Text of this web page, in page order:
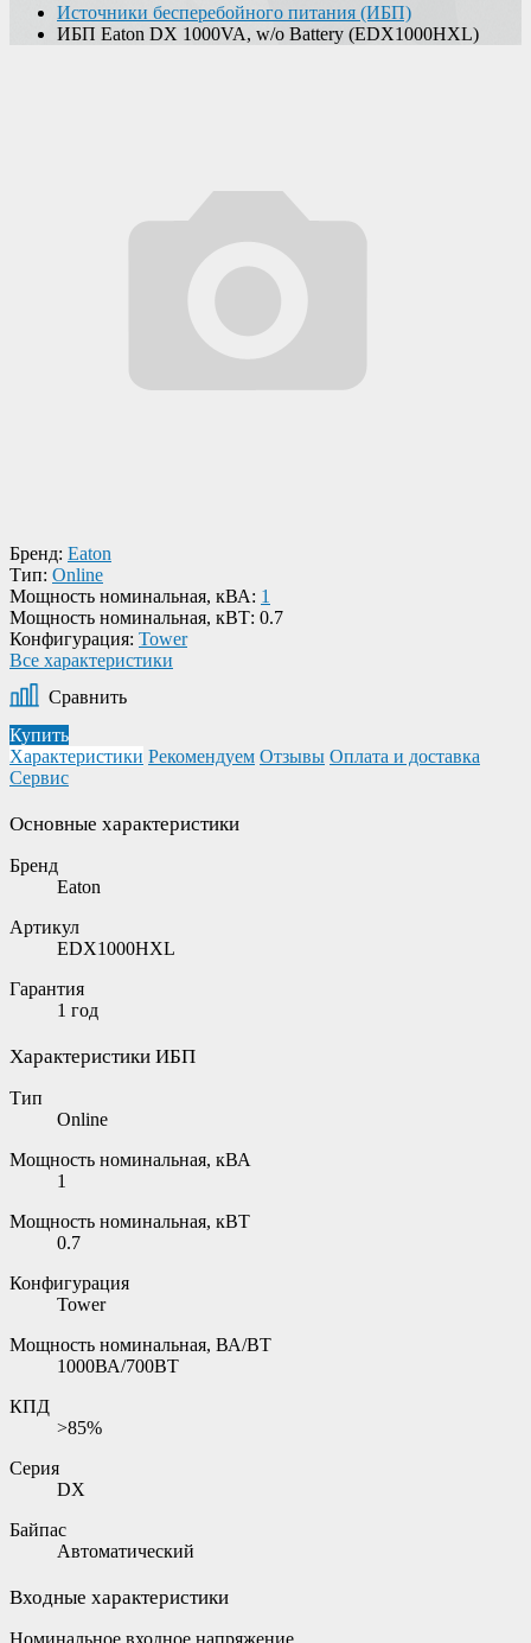
Источники бесперебойного питания (ИБП)
ИБП Eaton DX 1000VA, w/o Battery (EDX1000HXL)
Бренд: Eaton
Тип: Online
Мощность номинальная, кВА: 1
Мощность номинальная, кВТ: 0.7
Конфигурация: Tower
Все характеристики
Сравнить
Купить
Характеристики Рекомендуем Отзывы Оплата и доставка
Сервис
Основные характеристики
Бренд
Eaton
Артикул
EDX1000HXL
Гарантия
1 год
Характеристики ИБП
Тип
Online
Мощность номинальная, кВА
1
Мощность номинальная, кВТ
0.7
Конфигурация
Tower
Мощность номинальная, ВА/ВТ
1000ВА/700ВТ
КПД
>85%
Серия
DX
Байпас
Автоматический
Входные характеристики
Номинальное входное напряжение